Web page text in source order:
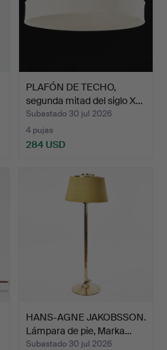
PLAFÓN DE TECHO,
segunda mitad del siglo X…
Subastado 30 jul 2026
4 pujas
284 USD
HANS-AGNE JAKOBSSON.
Lámpara de pie, Marka…
Subastado 30 jul 2026